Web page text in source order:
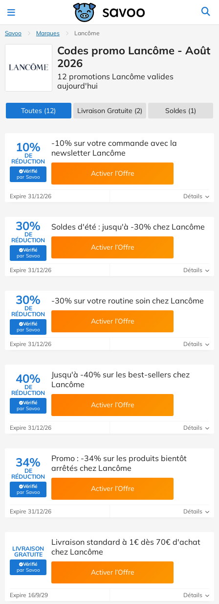
Savoo Marques Lancôme
Codes promo Lancôme - Août
2026
12 promotions Lancôme valides
aujourd'hui
Toutes (12) Livraison Gratuite (2) Soldes(1)
10%
DE
RÉDUCTION
Vérifié
par Savoo(Vérifié par Savoo)
-10% sur votre commande avec la
newsletter Lancôme
Activer l’Offre
Expire 31/12/26 Détails
30%
DE
RÉDUCTION
Vérifié
par Savoo(Vérifié par Savoo)
Soldes d'été : jusqu'à -30% chez Lancôme
Activer l’Offre
Expire 31/12/26 Détails
30%
DE
RÉDUCTION
Vérifié
par Savoo(Vérifié par Savoo)
-30% sur votre routine soin chez Lancôme
Activer l’Offre
Expire 31/12/26 Détails
40%
DE
RÉDUCTION
Vérifié
par Savoo(Vérifié par Savoo)
Jusqu'à -40% sur les best-sellers chez
Lancôme
Activer l’Offre
Expire 31/12/26 Détails
34%
DE
RÉDUCTION
Vérifié
par Savoo(Vérifié par Savoo)
Promo : -34% sur les produits bientôt
arrêtés chez Lancôme
Activer l’Offre
Expire 31/12/26 Détails
LIVRAISON
GRATUITE
Vérifié
par Savoo(Vérifié par Savoo)
Livraison standard à 1€ dès 70€ d'achat
chez Lancôme
Activer l’Offre
Expire 16/9/29 Détails